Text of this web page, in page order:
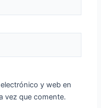
y web en
vez que comente.